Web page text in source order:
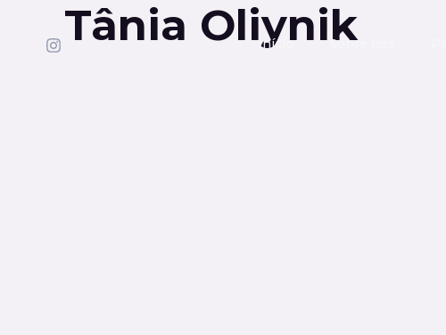
Início Sobre nós
Tânia Oliynik